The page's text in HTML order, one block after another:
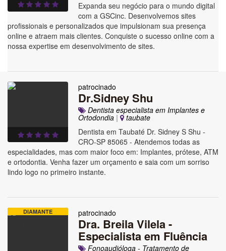
Expanda seu negócio para o mundo digital
com a GSCinc. Desenvolvemos sites
profissionais e personalizados que impulsionam sua presença
online e atraem mais clientes. Conquiste o sucesso online com a
nossa expertise em desenvolvimento de sites.
patrocinado
Dr.Sidney Shu
Dentista especialista em Implantes e
Ortodondia |
taubate
Dentista em Taubaté Dr. Sidney S Shu -
CRO-SP 85065 - Atendemos todas as
especialidades, mas com maior foco em: Implantes, prótese, ATM
e ortodontia. Venha fazer um orçamento e saia com um sorriso
lindo logo no primeiro instante.
DIAMANTE patrocinado
Dra. Breila Vilela -
Especialista em Fluência
Fonoaudióloga - Tratamento de